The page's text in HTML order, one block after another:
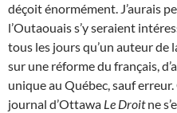
déçoit énormément. J’aurais
l’Outaouais s’y seraient
tous les jours qu’un auteur
sur une réforme du français,
unique au Québec, sauf
journal d’Ottawa Le Droitne